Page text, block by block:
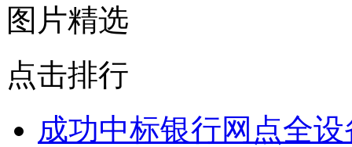
图片精选
点击排行
成功中标银行网点全